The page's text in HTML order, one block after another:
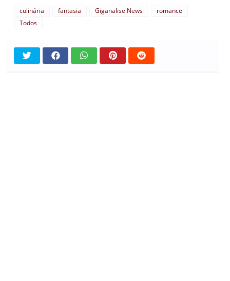
culinária fantasia Giganalise News
romance
Todos